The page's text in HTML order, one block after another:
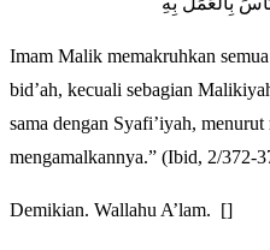
Imam Malik memakruhkan
bid’ah, kecuali sebagian
sama dengan Syafi’iyah,
mengamalkannya.” (Ibid, 2/372-
Demikian. Wallahu A’lam. []